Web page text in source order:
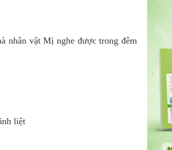
nhân vật Mị nghe được trong đêm
liệt